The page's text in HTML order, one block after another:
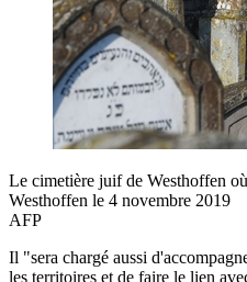
Le cimetière juif de Westhoffen
Westhoffen le 4 novembre 2019
AFP
Il "sera chargé aussi
les territoires et de faire le lien